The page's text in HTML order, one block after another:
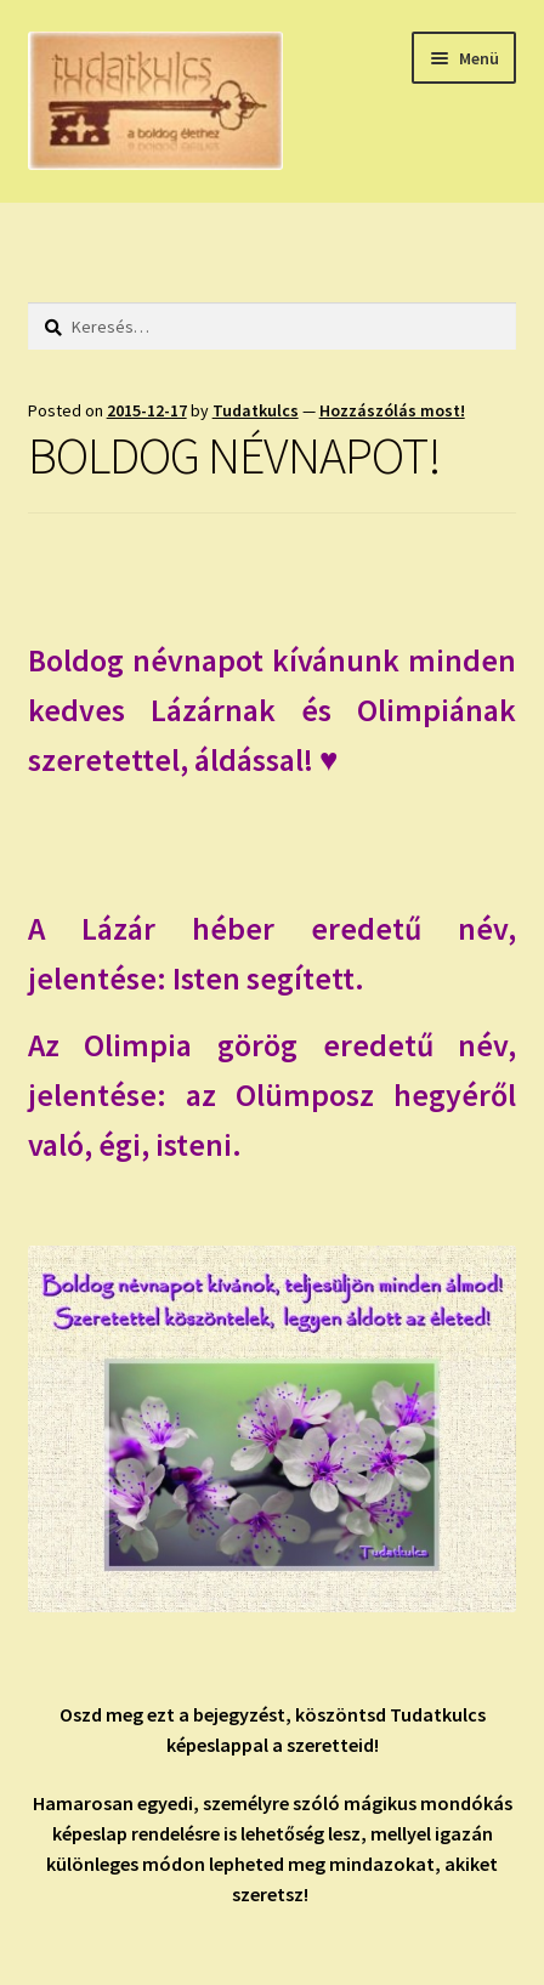
Ugrás
navigációhoz
Kilépés
tartalomba
Menü
HÚZZ EGY KÁRTYÁT!
HOLDNAPTÁR
NAPI ASZTROLÓGIA
ÍRJ NEKEM!
IRATKOZZ FEL A VIDEÓ CSATORNÁNKRA!
TAROT ELEMZÉS MEGRENDELÉSE LIMITÁLT!
Keresés:
Posted on 2015-12-17by Tudatkulcs — Hozzászólás most!
BOLDOG NÉVNAPOT!
Boldog névnapot kívánunk minden
kedves Lázárnak és Olimpiának
szeretettel, áldással! ♥
A Lázár héber eredetű név,
jelentése: Isten segített.
Az Olimpia görög eredetű név,
jelentése: az Olümposz hegyéről
való, égi, isteni.
Oszd meg ezt a bejegyzést, köszöntsd Tudatkulcs
képeslappal a szeretteid!
Hamarosan egyedi, személyre szóló mágikus mondókás
képeslap rendelésre is lehetőség lesz, mellyel igazán
különleges módon lepheted meg mindazokat, akiket
szeretsz!